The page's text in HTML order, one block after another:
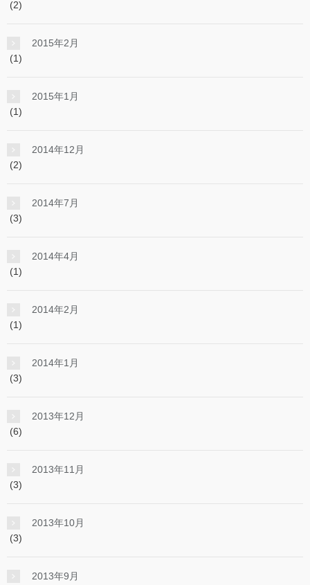
(2)
2015年2月
(1)
2015年1月
(1)
2014年12月
(2)
2014年7月
(3)
2014年4月
(1)
2014年2月
(1)
2014年1月
(3)
2013年12月
(6)
2013年11月
(3)
2013年10月
(3)
2013年9月